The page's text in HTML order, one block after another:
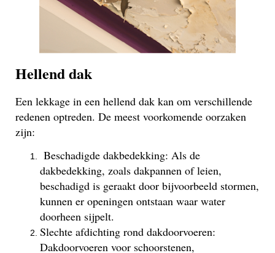
Hellend dak
Een lekkage in een hellend dak kan om verschillende
redenen optreden. De meest voorkomende oorzaken
zijn:
Beschadigde dakbedekking: Als de
dakbedekking, zoals dakpannen of leien,
beschadigd is geraakt door bijvoorbeeld stormen,
kunnen er openingen ontstaan waar water
doorheen sijpelt.
Slechte afdichting rond dakdoorvoeren:
Dakdoorvoeren voor schoorstenen,